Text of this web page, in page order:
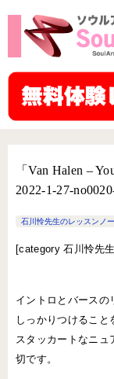
「Van Halen –
2022-1-27-
石川怜先生のレッスンノ
[category 石川怜先
イントロとバースの
しっかりつけること
スタッカートなニュ
切です。